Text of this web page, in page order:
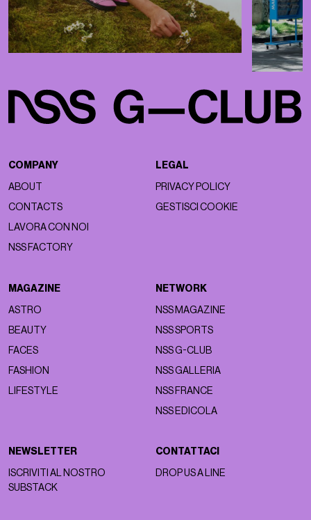
COMPANY
ABOUT
CONTACTS
LAVORA CON NOI
NSS FACTORY
LEGAL
PRIVACY POLICY
GESTISCI COOKIE
MAGAZINE
ASTRO
BEAUTY
FACES
FASHION
LIFESTYLE
NETWORK
NSS MAGAZINE
NSS SPORTS
NSS G-CLUB
NSS GALLERIA
NSS FRANCE
NSS EDICOLA
NEWSLETTER
ISCRIVITI AL NOSTRO
SUBSTACK
CONTATTACI
DROP US A LINE